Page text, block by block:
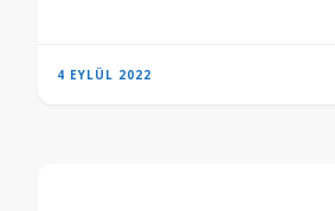
4 EYLÜL 2022